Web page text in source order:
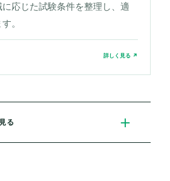
応じた試験条件を整理し、適
。
詳しく見る ↗
る ＋